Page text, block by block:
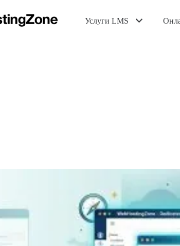
Услуги LMS